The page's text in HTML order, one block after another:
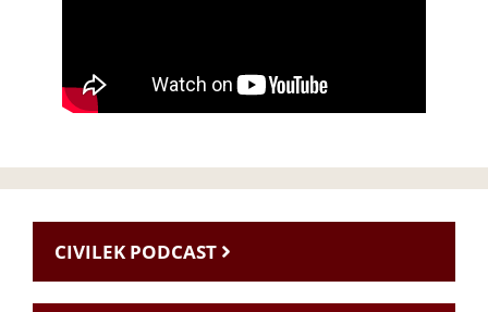
CIVILEK PODCAST